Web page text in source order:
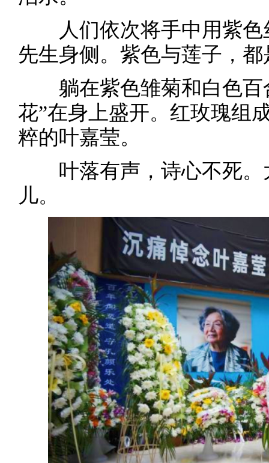
人们依次将手中用紫色
先生身侧。紫色与莲子，
躺在紫色雏菊和白色百
花”在身上盛开。红玫瑰组
粹的叶嘉莹。
叶落有声，诗心不死。
儿。